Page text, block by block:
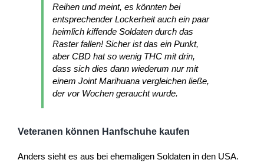
Reihen und meint, es könnten bei
entsprechender Lockerheit auch ein paar
heimlich kiffende Soldaten durch das
Raster fallen! Sicher ist das ein Punkt,
aber CBD hat so wenig THC mit drin,
dass sich dies dann wiederum nur mit
einem Joint Marihuana vergleichen ließe,
der vor Wochen geraucht wurde.
Veteranen können Hanfschuhe kaufen
Anders sieht es aus bei ehemaligen Soldaten in den USA.